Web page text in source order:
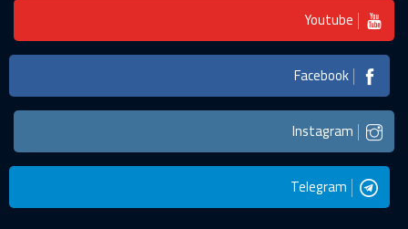
Youtube
Facebook
Instagram
Telegram